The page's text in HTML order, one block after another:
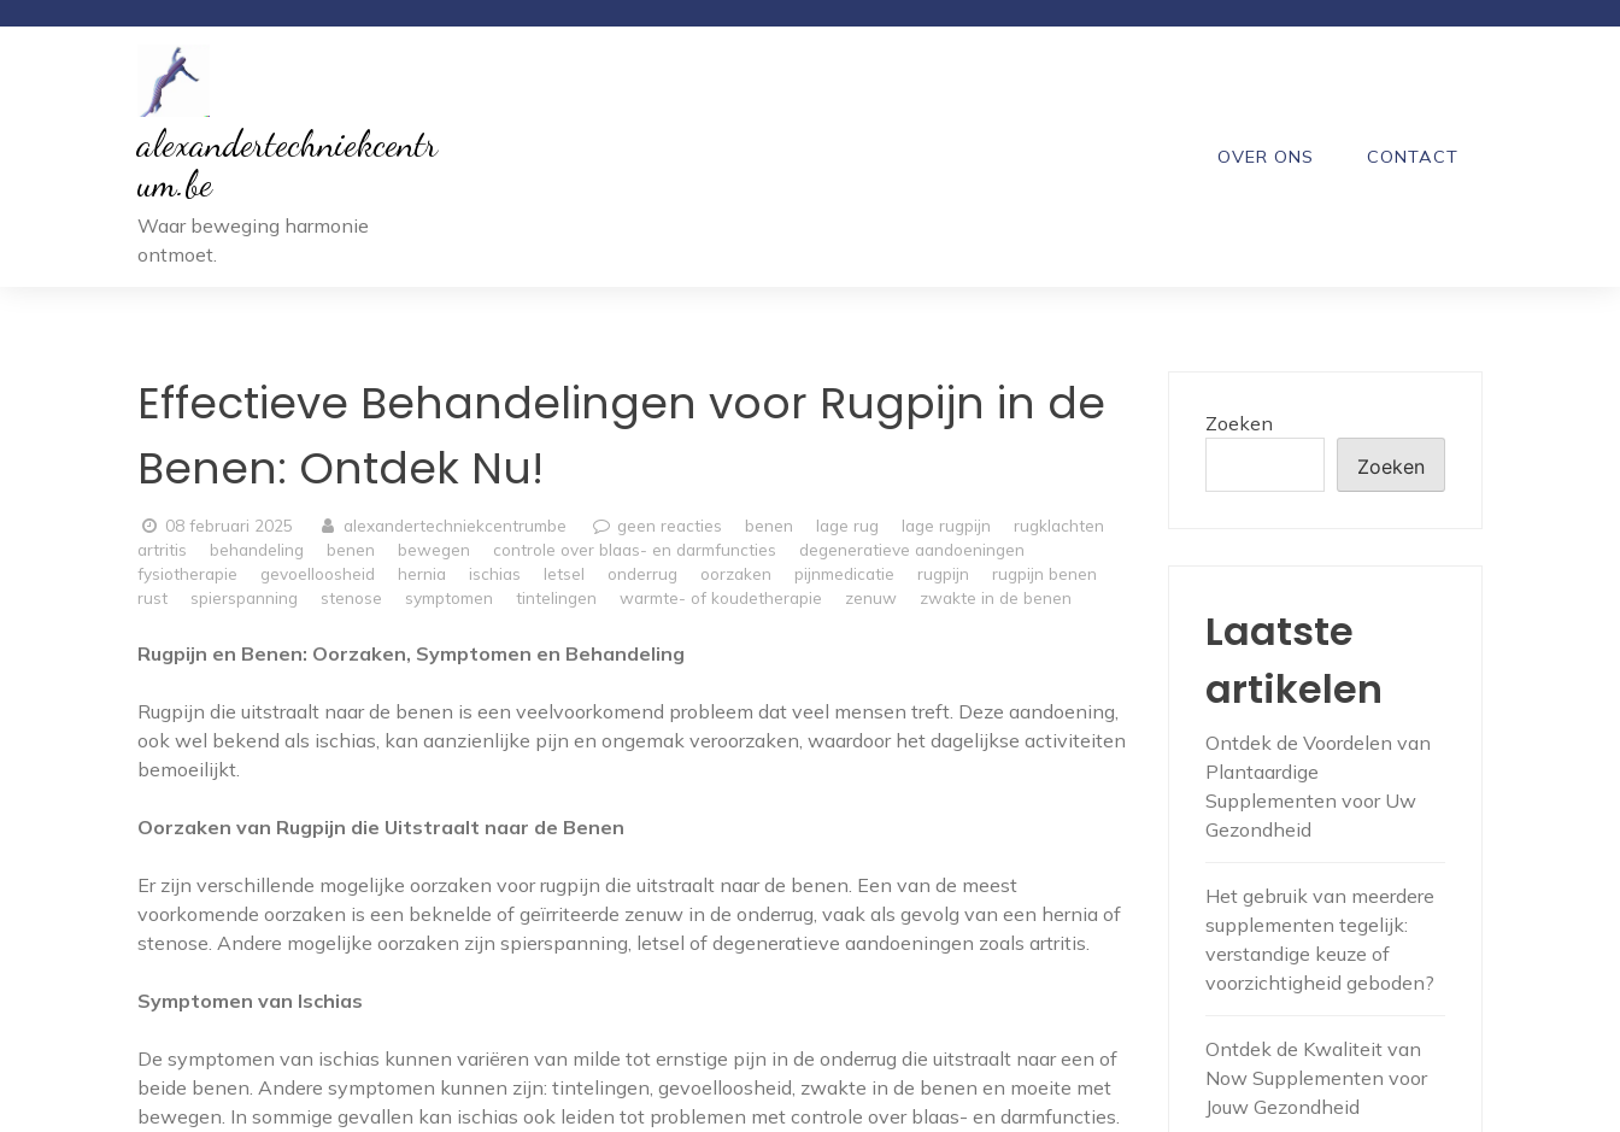
alexandertechniekcentr
um.be
Waar beweging harmonie
ontmoet.
OVER ONS CONTACT
Effectieve Behandelingen voor Rugpijn in de
Benen: Ontdek Nu!
08 februari 2025 alexandertechniekcentrumbe geen reacties benen lage rug lage rugpijn
rugklachten
artritis
behandeling benen bewegen controle over blaas- en darmfuncties
degeneratieve aandoeningen
fysiotherapie
gevoelloosheid hernia ischias letsel onderrug oorzaken pijnmedicatie rugpijn
rugpijn benen
rust
spierspanning stenose symptomen tintelingen warmte- of koudetherapie zenuw zwakte in de benen
Rugpijn en Benen: Oorzaken, Symptomen en Behandeling
Rugpijn die uitstraalt naar de benen is een veelvoorkomend probleem dat veel mensen treft. Deze aandoening,
ook wel bekend als ischias, kan aanzienlijke pijn en ongemak veroorzaken, waardoor het dagelijkse activiteiten
bemoeilijkt.
Oorzaken van Rugpijn die Uitstraalt naar de Benen
Er zijn verschillende mogelijke oorzaken voor rugpijn die uitstraalt naar de benen. Een van de meest
voorkomende oorzaken is een beknelde of geïrriteerde zenuw in de onderrug, vaak als gevolg van een hernia of
stenose. Andere mogelijke oorzaken zijn spierspanning, letsel of degeneratieve aandoeningen zoals artritis.
Symptomen van Ischias
De symptomen van ischias kunnen variëren van milde tot ernstige pijn in de onderrug die uitstraalt naar een of
beide benen. Andere symptomen kunnen zijn: tintelingen, gevoelloosheid, zwakte in de benen en moeite met
bewegen. In sommige gevallen kan ischias ook leiden tot problemen met controle over blaas- en darmfuncties.
Zoeken
Zoeken
Laatste
artikelen
Ontdek de Voordelen van
Plantaardige
Supplementen voor Uw
Gezondheid
Het gebruik van meerdere
supplementen tegelijk:
verstandige keuze of
voorzichtigheid geboden?
Ontdek de Kwaliteit van
Now Supplementen voor
Jouw Gezondheid